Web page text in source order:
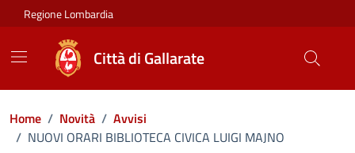
Vai ai contenuti
Vai al footer
Regione Lombardia
Città di Gallarate
Home / Novità / Avvisi
/ NUOVI ORARI BIBLIOTECA CIVICA LUIGI MAJNO